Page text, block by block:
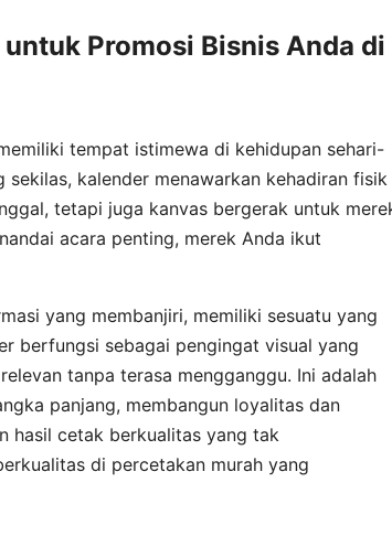
Promosi Bisnis Anda di
tempat istimewa di kehidupan sehari-
kalender menawarkan kehadiran fisik
tetapi juga kanvas bergerak untuk
acara penting, merek Anda ikut
yang membanjiri, memiliki sesuatu yang
berfungsi sebagai pengingat visual yang
tanpa terasa mengganggu. Ini adalah
panjang, membangun loyalitas dan
hasil cetak berkualitas yang tak
di percetakan murah yang